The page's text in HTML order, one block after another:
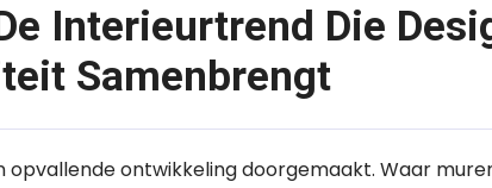
Interieurtrend Die
Samenbrengt
ontwikkeling doorgemaakt. Waar